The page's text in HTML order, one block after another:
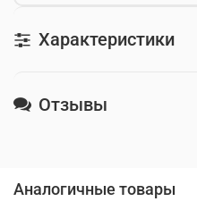
Характеристики
Отзывы
Аналогичные товары